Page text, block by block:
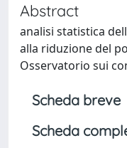
Abstract
analisi statistica
alla riduzione del
Osservatorio sui
Scheda breve
Scheda